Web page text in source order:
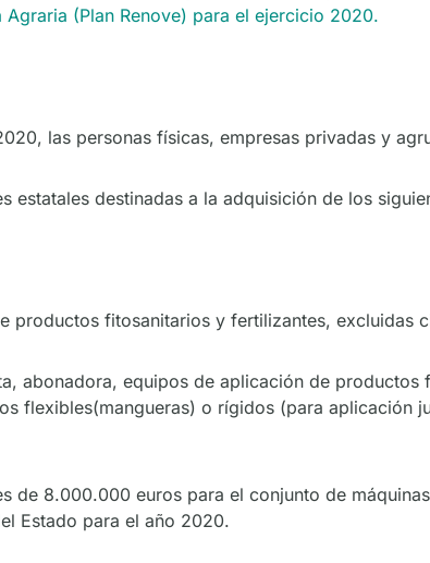
(Plan Renove) para el ejercicio 2020.
las personas físicas, empresas privadas y
estatales destinadas a la adquisición de los
fitosanitarios y fertilizantes, excluidas
abonadora, equipos de aplicación de
flexibles(mangueras) o rígidos (para aplicación
de 8.000.000 euros para el conjunto de
Estado para el año 2020.